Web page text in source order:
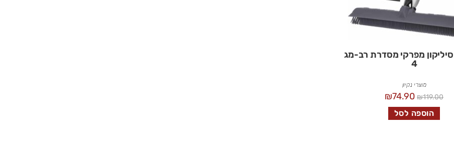
מפרקי מסדרת רב-מג
4
מוצרי נקיון
₪119.00
₪74.90
הוספה לסל